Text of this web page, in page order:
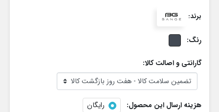
برند:
رنگ:
گارانتی و اصالت کالا:
هزینه ارسال این محصول: رایگان